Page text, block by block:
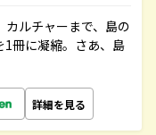
ルチャーまで、島の
1冊に凝縮。さあ、島
詳細を見る